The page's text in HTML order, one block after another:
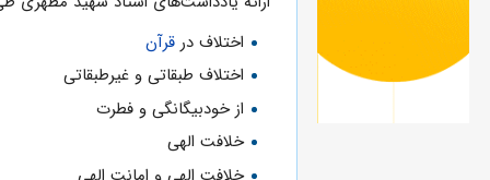
اختلاف در قرآن
اختلاف طبقاتی و غیرطبقاتی
از خودبیگانگی و فطرت
خلافت الهی‌